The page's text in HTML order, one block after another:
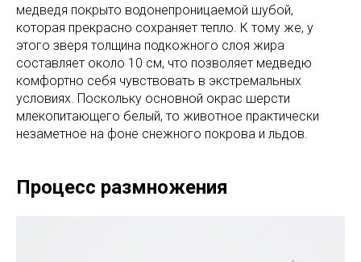
медведя покрыто водонепроницаемой шубой,
которая прекрасно сохраняет тепло. К тому же, у
этого зверя толщина подкожного слоя жира
составляет около 10 см, что позволяет медведю
комфортно себя чувствовать в экстремальных
условиях. Поскольку основной окрас шерсти
млекопитающего белый, то животное практически
незаметное на фоне снежного покрова и льдов.
Процесс размножения